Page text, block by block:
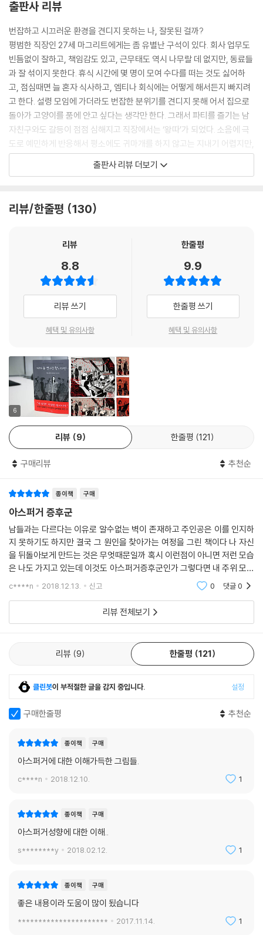
출판사 리뷰
번잡하고 시끄러운 환경을 견디지 못하는 나, 잘못된 걸까?
평범한 직장인 27세 마그리트에게는 좀 유별난 구석이 있다. 회사 업무도
빈틈없이 잘하고, 책임감도 있고, 근무태도 역시 나무랄 데 없지만, 동료들
과 잘 섞이지 못한다. 휴식 시간에 몇 명이 모여 수다를 떠는 것도 싫어하
고, 점심때면 늘 혼자 식사하고, 엠티나 회식에는 어떻게 해서든지 빠지려
고 한다. 설령 모임에 가더라도 번잡한 분위기를 견디지 못해 어서 집으로
돌아가 고양이를 품에 안고 싶다는 생각만 한다. 그래서 파티를 즐기는 남
자친구와도 갈등이 점점 심해지고 직장에서는 ‘왕따’가 되었다. 소음에 극
도로 예민하게 반응해서 평소에도 귀마개를 하지 않고는 지내기 어렵지만,
다른 사람들의 유머나 은유적 표현, 은밀한 메시지를 이해하지 못해 바보
취급을 당하기도 한다. 이상한 구석은 또 있다. 매일 같은 시각에 같을 길로
대화할 때면 상대에게 할 얘기를 미리 연습했다가 마치 기계처럼 억양도
도 한다. 마그리트에게는 무슨 일이 일어난 것일까?
결국, 전문가를 찾아가 상담한 마그리트는 자신이 ‘아스퍼거 증후군’을 앓
고 있다는 진단을 받는다. 그러자 그때까지 자기 성격이 나빠 늘 인간관계
를 망친다고 생각했던 고통스러운 죄책감에서 벗어난다. 그렇게 자신에게
일종의 자폐증이 있다는 사실이 확정되면서 그녀는 오히려 긍정적으로 자
기 삶을 바라보고 여러 가지 문제에 현실적으로 대처하게 된다. 늘 갈등에
대학으로 돌아가 오래전부터 꿈꾸던 사회심리학을 전공해 박사학위를 받
는다. 또한 인터넷 블로그를 운영하며 자신의 경험을 소개하고, 그림을 그
려준 친구들의 도움으로 이 자전적인 그래픽노블을 출간하기에 이른다. 그
녀는 이 책을 통해 자신의 증상을 제대로 이해하지 못해 죄의식과 열등감
에 시달리는 수많은 사람에게 이 엄연한 장애에 지혜롭게 대처하는 방법을
소개하여 경험을 공유하고 주도적으로 새로운 삶을 살아가자고 역설한다.
아스퍼거 증후군이란 무엇인가?
성 정신질환’이라고 규정하면서 최초로 기술했다. 전 세계적으로 1만 명당
으로 알려졌다. 아스퍼거 증후군이 있는 어린이들도 자폐 어린이와 비슷한
반복적 행동을 보인다.
아스퍼거 장애인들은 타인과 시선을 마주치지 않으려고 하고, 어색하고 서
툴다는 인상을 주며, 미세한 근육 운동을 잘 통제하지 못한다. 자동차나 컴
퓨터 같은 한 가지 사물에 집착적인 관심을 보이는데, 이런 집착은 오직 그
대상에 관해서만 파고들고 말하려는 고집스러운 욕구로 나타난다. 자신이
집착을 보이는 대상과 관련 없는 일에 집중하라는 지시를 받거나, 반복적
청년기와 성년기에는 심한 불안과 무력증에 시달리지만 오랫동안 이런 증
상을 알아채지 못하고 지나갈 수도 있다. 자폐증과 달리 언어발달의 지연
여성들은 자신의 증상을 감추는 능력이 뛰어나므로 단지 주의력이 부족하
거나, 사회적·신체적으로 미숙하거나, 특수한 지적 능력이 있는 것처럼 여
겨질 수도 있다. 하지만 대화할 때 음성의 크기나 억양, 운율, 리듬에 변화
가 없이 단조롭고 말투가 특이하다는 특징이 드러난다.
또한, 일상적인 습관을 보면 특정한 주제에 대해 강한 관심을 보이고, 듣는
이의 반응과 상관없이 이야기를 계속한다. 장황하고 말이 많거나, 갑자기
이해하지 못하거나, 자신에게만 의미 있는 은유를 사용한다거나, 상대가
한 말을 그대로 반복한다. 또래 친구와 사귀는 데 어려움이 있어 혼자 지내
는 경향이 있으며, 늘 같은 길로 다니고 같은 음식을 먹고 같은 방식으로 반
동장애, 정신분열증과 강박장애를 포함한 다른 정신적 질병에 대한 위험성
이 높다.
추천사
단명을 꺼내기가 어려웠다면, 요즘은 외래에서 오히려 보호자가 먼저 자신
의 자녀가 아스퍼거 장애를 앓고 있는 것은 아니냐고 묻는 사례가 부쩍 늘
었습니다. 그럴 때 세상이 변하고 있음을 실감하게 됩니다. 이 책은 가볍지
출판사 리뷰 더보기
리뷰/한줄평 130
리뷰
8.8
리뷰 쓰기
혜택 및 유의사항
한줄평
9.9
한줄평 쓰기
혜택 및 유의사항
6
리뷰 9 한줄평 121
구매리뷰 추천순
종이책 구매
아스퍼거 증후군
남들과는 다르다는 이유로 알수없는 벽이 존재하고 주인공은 이를 인지하
지 못하기도 하지만 결국 그 원인을 찾아가는 여정을 그린 책이다 나 자신
을 뒤돌아보게 만드는 것은 무엇때문일까 혹시 이런점이 아니면 저런 모습
은 나도 가지고 있는데 이것도 아스퍼거증후군인가 그렇다면 내 주위 모두
가 조금씩은 이런모습이 있는것 같은데 이 모두가 아스퍼거 인가 요즘 들
c****n 2018.12.13. 신고 0 댓글0
리뷰 전체보기
리뷰 9 한줄평 121
클린봇이 부적절한 글을 감지 중입니다. 설정
구매한줄평 추천순
종이책 구매
아스퍼거에 대한 이해가득한 그림들.
c****n 2018.12.10. 1
종이책 구매
아스퍼거성향에 대한 이해..
s********y 2018.02.12. 1
종이책 구매
좋은 내용이라 도움이 많이 됬습니다
********************** 2017.11.14. 1